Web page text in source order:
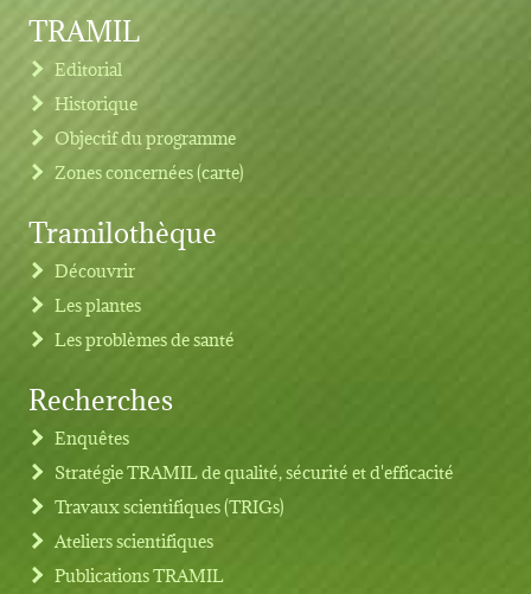
Footer menu
TRAMIL
Editorial
Historique
Objectif du programme
Zones concernées (carte)
Tramilothèque
Découvrir
Les plantes
Les problèmes de santé
Recherches
Enquêtes
Stratégie TRAMIL de qualité, sécurité et d'efficacité
Travaux scientifiques (TRIGs)
Ateliers scientifiques
Publications TRAMIL